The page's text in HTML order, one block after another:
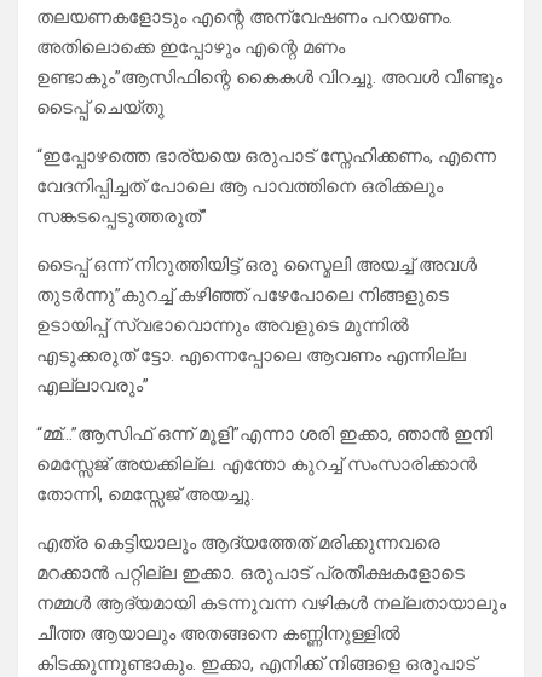
തലയണകളോടും എന്റെ അന്വേഷണം പറയണം.
അതിലൊക്കെ ഇപ്പോഴും എന്റെ മണം
ഉണ്ടാകും”ആസിഫിന്റെ കൈകൾ വിറച്ചു. അവൾ വീണ്ടും
ടൈപ്പ് ചെയ്തു
“ഇപ്പോഴത്തെ ഭാര്യയെ ഒരുപാട് സ്നേഹിക്കണം, എന്നെ
വേദനിപ്പിച്ചത് പോലെ ആ പാവത്തിനെ ഒരിക്കലും
സങ്കടപ്പെടുത്തരുത്”
ടൈപ്പ് ഒന്ന് നിറുത്തിയിട്ട് ഒരു സ്മൈലി അയച്ച് അവൾ
തുടർന്നു”കുറച്ച് കഴിഞ്ഞ് പഴേപോലെ നിങ്ങളുടെ
ഉടായിപ്പ് സ്വഭാവൊന്നും അവളുടെ മുന്നിൽ
എടുക്കരുത് ട്ടോ. എന്നെപ്പോലെ ആവണം എന്നില്ല
എല്ലാവരും”
“മ്മ്…”ആസിഫ് ഒന്ന് മൂളി”എന്നാ ശരി ഇക്കാ, ഞാൻ ഇനി
മെസ്സേജ് അയക്കില്ല. എന്തോ കുറച്ച് സംസാരിക്കാൻ
തോന്നി, മെസ്സേജ് അയച്ചു.
എത്ര കെട്ടിയാലും ആദ്യത്തേത് മരിക്കുന്നവരെ
മറക്കാൻ പറ്റില്ല ഇക്കാ. ഒരുപാട് പ്രതീക്ഷകളോടെ
നമ്മൾ ആദ്യമായി കടന്നുവന്ന വഴികൾ നല്ലതായാലും
ചീത്ത ആയാലും അതങ്ങനെ കണ്ണിനുള്ളിൽ
കിടക്കുന്നുണ്ടാകും. ഇക്കാ, എനിക്ക് നിങ്ങളെ ഒരുപാട്